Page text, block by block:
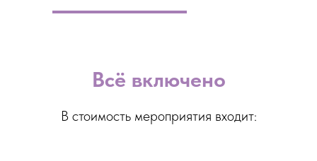
Всё включено
В стоимость мероприятия входит: